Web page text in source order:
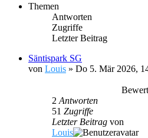
Themen
Antworten
Zugriffe
Letzter Beitrag
Säntispark SG
von Louis » Do 5. Mär 2026,
2 Antworten
51 Zugriffe
Letzter Beitrag von
Louis